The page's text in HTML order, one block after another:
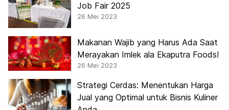
Job Fair 2025
26 Mei 2023
Makanan Wajib yang Harus Ada Saat
Merayakan Imlek ala Ekaputra Foods!
26 Mei 2023
Strategi Cerdas: Menentukan Harga
Jual yang Optimal untuk Bisnis Kuliner